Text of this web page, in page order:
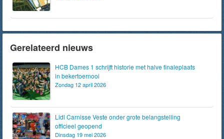
Gerelateerd nieuws
HCB Dames 1 schrijft historie met halve finaleplaats
in bekertoernooi
Zondag 12 april 2026
Lidl Carnisse Veste onder grote belangstelling
officieel geopend
Dinsdag 19 mei 2026